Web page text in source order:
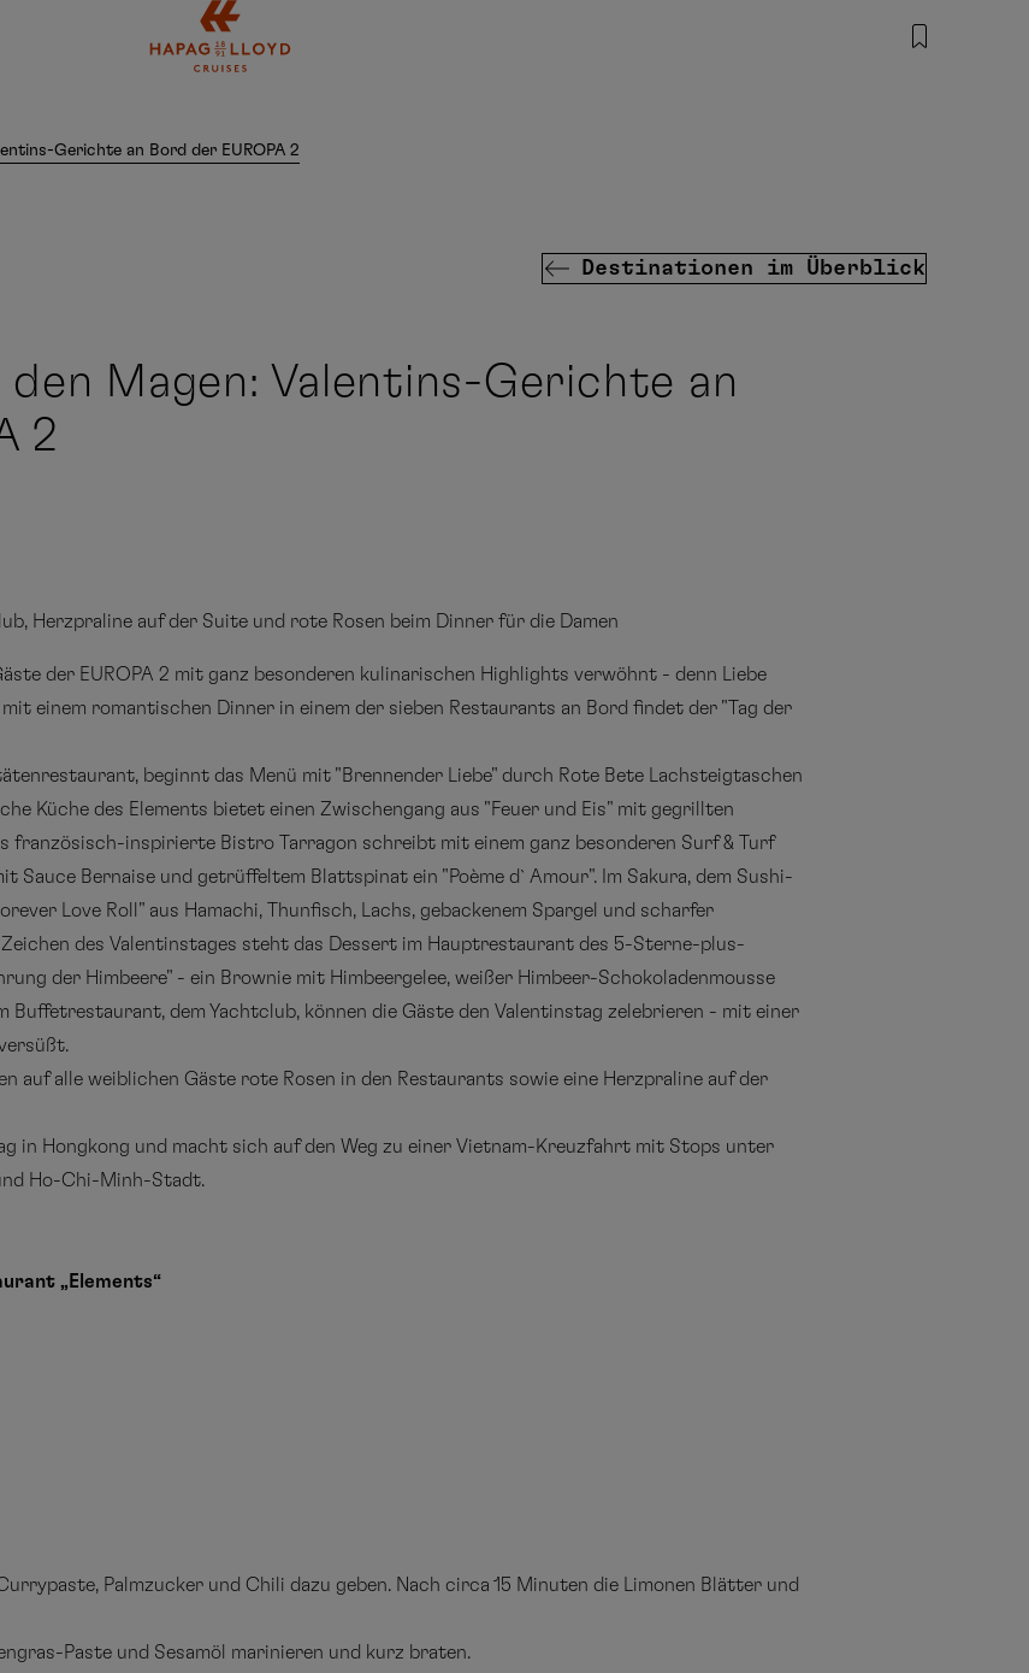
zum Hauptinhalt
Gerichte an Bord der EUROPA 2
Destinationen im Überblick
Magen: Valentins-Gerichte an
2
Herzpraline auf der Suite und rote Rosen beim Dinner für die Damen
der EUROPA 2 mit ganz besonderen kulinarischen Highlights verwöhnt - denn Liebe
einem romantischen Dinner in einem der sieben Restaurants an Bord findet der "Tag der
beginnt das Menü mit "Brennender Liebe" durch Rote Bete Lachsteigtaschen
Küche des Elements bietet einen Zwischengang aus "Feuer und Eis" mit gegrillten
französisch-inspirierte Bistro Tarragon schreibt mit einem ganz besonderen Surf & Turf
Sauce Bernaise und getrüffeltem Blattspinat ein "Poème d` Amour". Im Sakura, dem Sushi-
Love Roll" aus Hamachi, Thunfisch, Lachs, gebackenem Spargel und scharfer
Zeichen des Valentinstages steht das Dessert im Hauptrestaurant des 5-Sterne-plus-
der Himbeere" - ein Brownie mit Himbeergelee, weißer Himbeer-Schokoladenmousse
Buffetrestaurant, dem Yachtclub, können die Gäste den Valentinstag zelebrieren - mit einer
auf alle weiblichen Gäste rote Rosen in den Restaurants sowie eine Herzpraline auf der
in Hongkong und macht sich auf den Weg zu einer Vietnam-Kreuzfahrt mit Stops unter
Ho-Chi-Minh-Stadt.
„Elements“
Palmzucker und Chili dazu geben. Nach circa 15 Minuten die Limonen Blätter und
Paste und Sesamöl marinieren und kurz braten.